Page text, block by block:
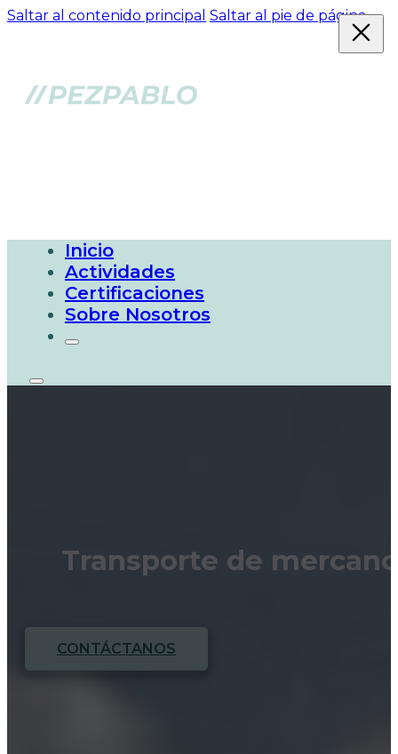
Saltar al contenido principal Saltar al pie de página
Inicio
Actividades
Certificaciones
Sobre Nosotros
Transporte de
CONTÁCTANOS